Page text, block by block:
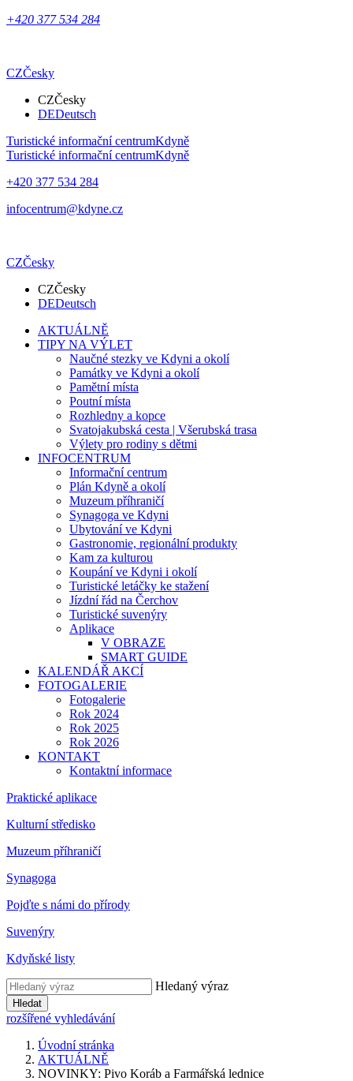
+420 377 534 284
CZČesky
CZČesky
DEDeutsch
Turistické informační centrumKdyně
Turistické informační centrumKdyně
+420 377 534 284
infocentrum@kdyne.cz
CZČesky
CZČesky
DEDeutsch
AKTUÁLNĚ
TIPY NA VÝLET
Naučné stezky ve Kdyni a okolí
Památky ve Kdyni a okolí
Pamětní místa
Poutní místa
Rozhledny a kopce
Svatojakubská cesta | Všerubská trasa
Výlety pro rodiny s dětmi
INFOCENTRUM
Informační centrum
Plán Kdyně a okolí
Muzeum příhraničí
Synagoga ve Kdyni
Ubytování ve Kdyni
Gastronomie, regionální produkty
Kam za kulturou
Koupání ve Kdyni i okolí
Turistické letáčky ke stažení
Jízdní řád na Čerchov
Turistické suvenýry
Aplikace
V OBRAZE
SMART GUIDE
KALENDÁŘ AKCÍ
FOTOGALERIE
Fotogalerie
Rok 2024
Rok 2025
Rok 2026
KONTAKT
Kontaktní informace
Praktické aplikace
Kulturní středisko
Muzeum příhraničí
Synagoga
Pojďte s námi do přírody
Suvenýry
Kdyňské listy
Hledaný výraz
Hledat
rozšířené vyhledávání
Úvodní stránka
AKTUÁLNĚ
NOVINKY: Pivo Koráb a Farmářská lednice